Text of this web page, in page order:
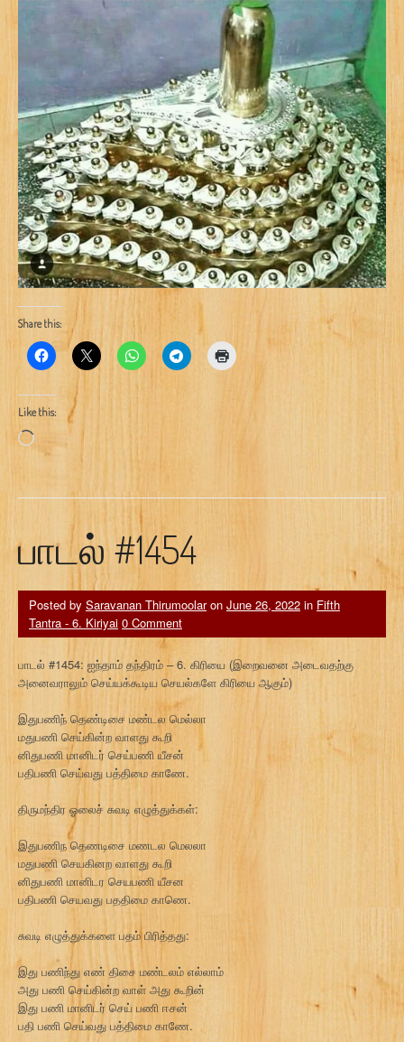
Share this:
Like this:
Loading…
பாடல் #1454
Posted by Saravanan Thirumoolaron June 26, 2022 in Fifth
Tantra - 6. Kiriyai 0 Comment
பாடல் #1454: ஐந்தாம் தந்திரம் – 6. கிரியை (இறைவனை அடைவதற்கு
அனைவராலும் செய்யக்கூடிய செயல்களே கிரியை ஆகும்)
இதுபணிந் தெண்டிசை மண்டல மெல்லா
மதுபணி செய்கின்ற வாளது கூறி
னிதுபணி மானிடர் செய்பணி யீசன்
பதிபணி செய்வது பத்திமை காணே.
திருமந்திர ஓலைச் சுவடி எழுத்துக்கள்:
இதுபணிந தெணடிசை மணடல மெலலா
மதுபணி செயகினற வாளது கூறி
னிதுபணி மானிடர செயபணி யீசன
பதிபணி செயவது பததிமை காணெ.
சுவடி எழுத்துக்களை பதம் பிரித்தது:
இது பணிந்து எண் திசை மண்டலம் எல்லாம்
அது பணி செய்கின்ற வாள் அது கூறின்
இது பணி மானிடர் செய் பணி ஈசன்
பதி பணி செய்வது பத்திமை காணே.